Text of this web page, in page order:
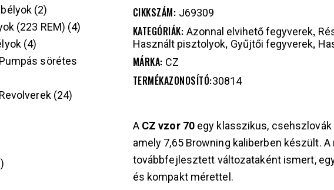
CIKKSZÁM: J69309
KATEGÓRIÁK: Azonnal elvihető fegyverek,
Használt pisztolyok, Gyűjtői fegyverek,
MÁRKA: CZ
TERMÉKAZONOSÍTÓ:30814
A CZ vzor 70egy klasszikus,
amely 7,65 Browning kaliberben készült. A
továbbfejlesztett változataként ismert,
és kompakt mérettel.
2
(223 REM) 4
4
sörétes
24